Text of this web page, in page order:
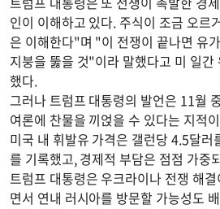
인이 이해하고 있다. 주식이 조금 오르
은 이해한다"며 "이 전쟁이 끝나면 유
지붕을 뚫을 것"이라 말했다고 미 일간
했다.
그러나 트럼프 대통령의 발언은 11월
여론에 찬물을 끼얹을 수 있다는 지적
미국 내 휘발유 가격은 갤런당 4.5달러
를 기록했고, 경제적 부담은 점점 가중
트럼프 대통령은 우크라이나 전쟁 해
면서 연내 러시아를 방문할 가능성도